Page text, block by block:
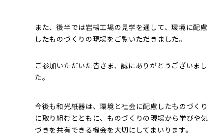
また、後半では岩槻工場の見学を通して、環境に配慮
したものづくりの現場をご覧いただきました。
ご参加いただいた皆さま、誠にありがとうございまし
た。
今後も和光紙器は、環境と社会に配慮したものづくり
に取り組むとともに、ものづくりの現場から学びや気
づきを共有できる機会を大切にしてまいります。